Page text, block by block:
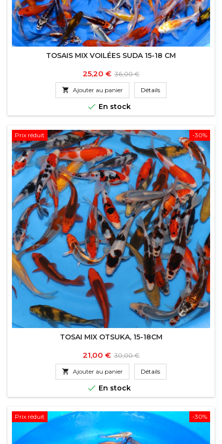
TOSAIS MIX VOILÉES SUDA 15-18 CM
Prix
25,20 € Prix
de
base
36,00 €
 Ajouter au panier Détails
 En stock
-30%
Prix réduit
TOSAI MIX OTSUKA, 15-18CM
Prix
21,00 € Prix
de
base
30,00 €
 Ajouter au panier Détails
 En stock
-30%
Prix réduit